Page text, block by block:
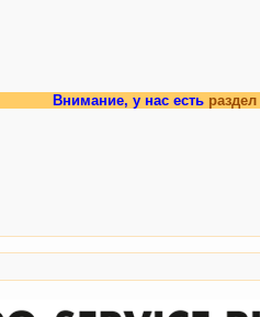
Внимание, у нас естьраздел форума